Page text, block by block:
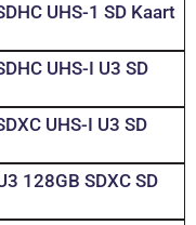
UHS-1 SD Kaart
UHS-I U3 SD
UHS-I U3 SD
128GB SDXC SD